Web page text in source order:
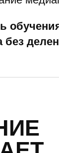
Управления.
только
и для кого